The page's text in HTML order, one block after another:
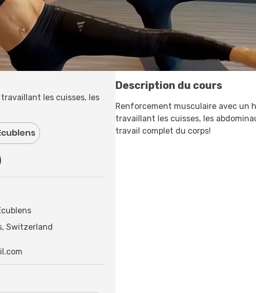
les cuisses, les
Switzerland
Description du cours
Renforcement musculaire avec un
travaillant les cuisses, les
travail complet du corps!